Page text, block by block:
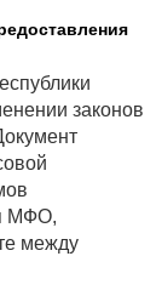
законов
МФО,
между